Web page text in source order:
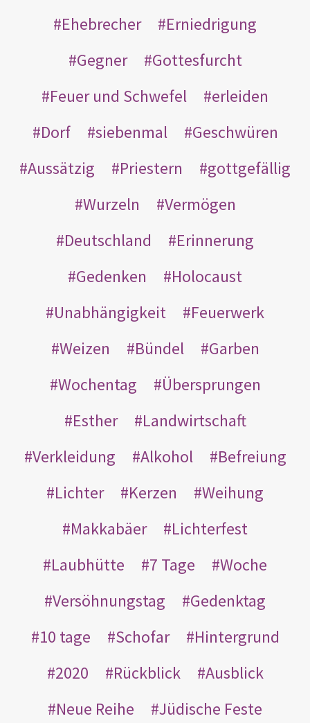
Ehebrecher
Erniedrigung
Gegner
Gottesfurcht
Feuer und Schwefel
erleiden
Dorf
siebenmal
Geschwüren
Aussätzig
Priestern
gottgefällig
Wurzeln
Vermögen
Deutschland
Erinnerung
Gedenken
Holocaust
Unabhängigkeit
Feuerwerk
Weizen
Bündel
Garben
Wochentag
Übersprungen
Esther
Landwirtschaft
Verkleidung
Alkohol
Befreiung
Lichter
Kerzen
Weihung
Makkabäer
Lichterfest
Laubhütte
7 Tage
Woche
Versöhnungstag
Gedenktag
10 tage
Schofar
Hintergrund
2020
Rückblick
Ausblick
Neue Reihe
Jüdische Feste